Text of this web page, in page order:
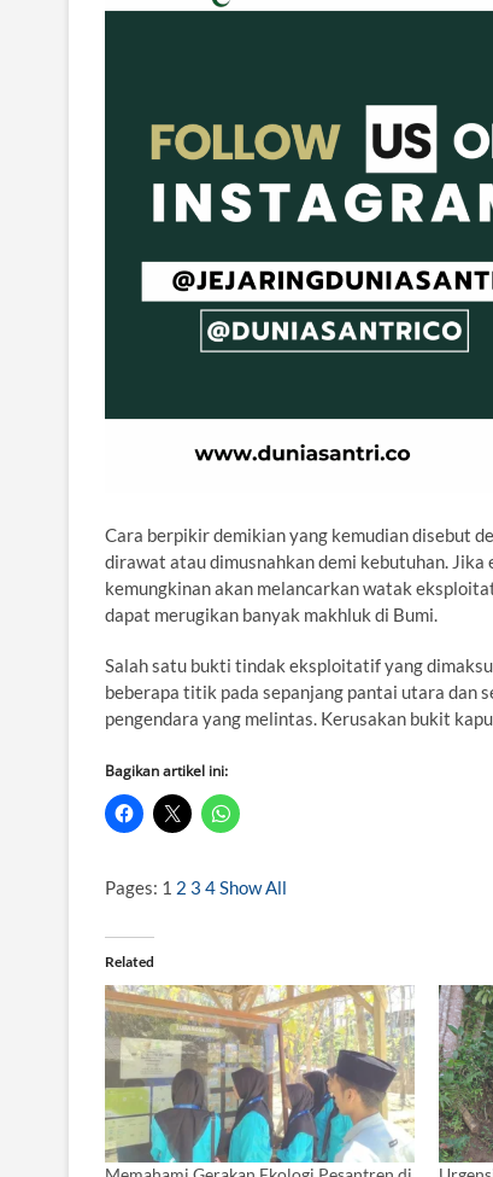
Cara berpikir demikian yang kemudian disebut
dirawat atau dimusnahkan demi kebutuhan.
kemungkinan akan melancarkan watak
dapat merugikan banyak makhluk di Bumi.
Salah satu bukti tindak eksploitatif yang
beberapa titik pada sepanjang pantai utara dan
pengendara yang melintas. Kerusakan bukit
Bagikan artikel ini:
Pages: 1 2 3 4Show All
Related